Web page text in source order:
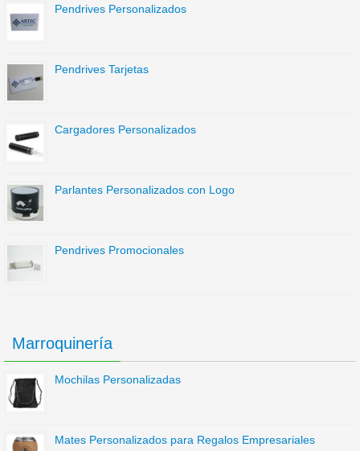
Pendrives Personalizados
Pendrives Tarjetas
Cargadores Personalizados
Parlantes Personalizados con Logo
Pendrives Promocionales
Marroquinería
Mochilas Personalizadas
Mates Personalizados para Regalos Empresariales